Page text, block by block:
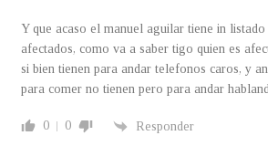
Y que acaso el manuel aguilar tiene in listado
afectados, como va a saber tigo quien es
si bien tienen para andar telefonos caros, y
para comer no tienen pero para andar
0 0 Responder